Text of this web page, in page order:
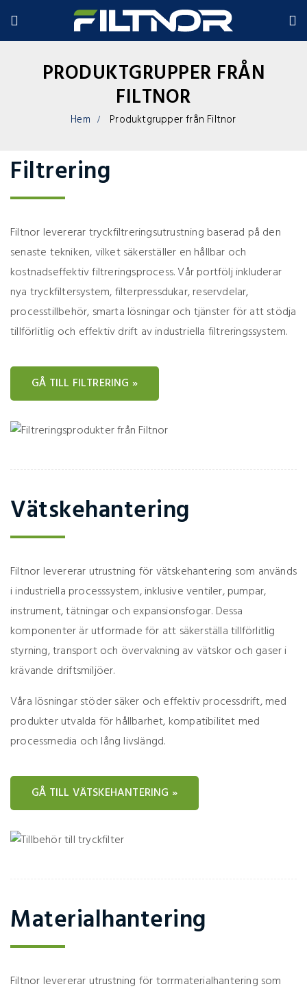
PRODUKTGRUPPER FRÅN
FILTNOR
Hem Produktgrupper från Filtnor
Filtrering
Filtnor levererar tryckfiltreringsutrustning baserad på den
senaste tekniken, vilket säkerställer en hållbar och
kostnadseffektiv filtreringsprocess. Vår portfölj inkluderar
nya tryckfiltersystem, filterpressdukar, reservdelar,
processtillbehör, smarta lösningar och tjänster för att stödja
tillförlitlig och effektiv drift av industriella filtreringssystem.
GÅ TILL FILTRERING »
Vätskehantering
Filtnor levererar utrustning för vätskehantering som används
i industriella processsystem, inklusive ventiler, pumpar,
instrument, tätningar och expansionsfogar. Dessa
komponenter är utformade för att säkerställa tillförlitlig
styrning, transport och övervakning av vätskor och gaser i
krävande driftsmiljöer.
Våra lösningar stöder säker och effektiv processdrift, med
produkter utvalda för hållbarhet, kompatibilitet med
processmedia och lång livslängd.
GÅ TILL VÄTSKEHANTERING »
Materialhantering
Filtnor levererar utrustning för torrmaterialhantering som